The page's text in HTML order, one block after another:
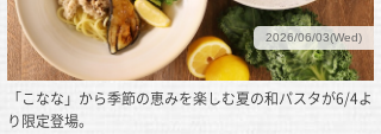
2026/06/03(Wed)
「こなな」から季節の恵みを楽しむ夏の和パスタが6/4よ
り限定登場。